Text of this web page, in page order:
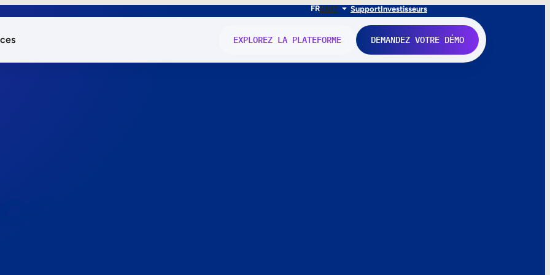
FRENIT SupportInvestisseurs
EXPLOREZ LA PLATEFORME DEMANDEZ VOTRE DÉMO